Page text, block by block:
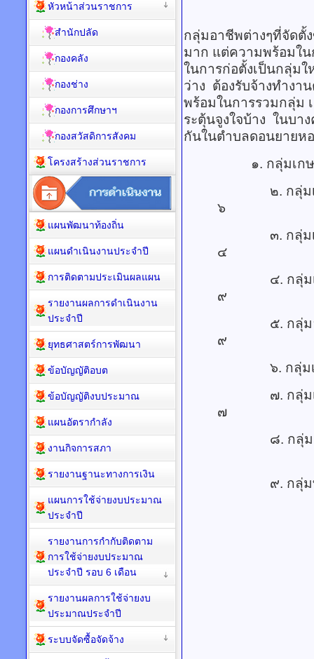
กลุ่มอาชีพต่างๆที่จัดตั้
มาก แต่ความพร้อมใ
ในการก่อตั้งเป็นกลุ่ม
ว่าง ต้องรับจ้างทำงา
พร้อมในการรวมกลุ่ม
ระตุ้นจูงใจบ้าง ในบา
กันในตำบลดอนยายห
๑. กลุ่มเ
๒. กลุ่มเกษต
๓. กลุ่มเก
๔. กลุ่มเก
๕. กลุ่มอาชี
๖. กลุ่
๗. กลุ่มเกษ
๘. กลุ่มเกษ
๙. กลุ่มท
หัวหน้าส่วนราชการ
สำนักปลัด
กองคลัง
กองช่าง
กองการศึกษาฯ
กองสวัสดิการสังคม
โครงสร้างส่วนราชการ
แผนพัฒนาท้องถิ่น
แผนดำเนินงานประจำปี
การติดตามประเมินผลแผน
รายงานผลการดำเนินงาน
ประจำปี
ยุทธศาสตร์การพัฒนา
ข้อบัญญัติอบต
ข้อบัญญัติงบประมาณ
แผนอัตรากำลัง
งานกิจการสภา
รายงานฐานะทางการเงิน
แผนการใช้จ่ายงบประมาณ
ประจำปี
รายงานการกำกับติดตาม
การใช้จ่ายงบประมาณ
ประจำปี รอบ 6 เดือน
รายงานผลการใช้จ่ายงบ
ประมาณประจำปี
ระบบจัดซื้อจัดจ้าง